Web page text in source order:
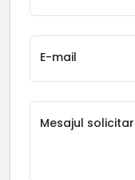
E-mail
Mesajul